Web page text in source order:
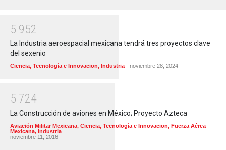
5 952
La Industria aeroespacial mexicana tendrá tres proyectos clave
del sexenio
Ciencia, Tecnología e Innovacion, Industria noviembre 28, 2024
5 724
La Construcción de aviones en México; Proyecto Azteca
Aviación Militar Mexicana, Ciencia, Tecnología e Innovacion, Fuerza Aérea
Mexicana, Industria
noviembre 11, 2016